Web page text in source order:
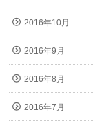
2016年10月
2016年9月
2016年8月
2016年7月